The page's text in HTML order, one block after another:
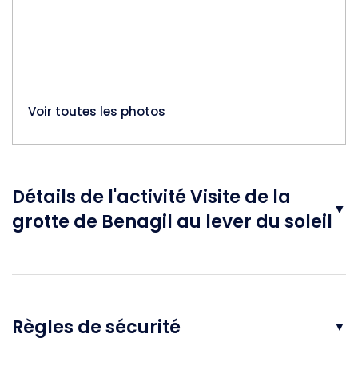
Voir toutes les photos
Détails de l'activité Visite de la
grotte de Benagil au lever du soleil
▼
Règles de sécurité ▼